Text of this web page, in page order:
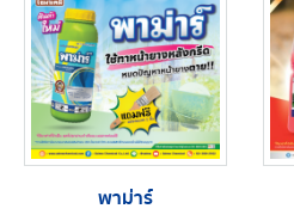
พาม่าร์